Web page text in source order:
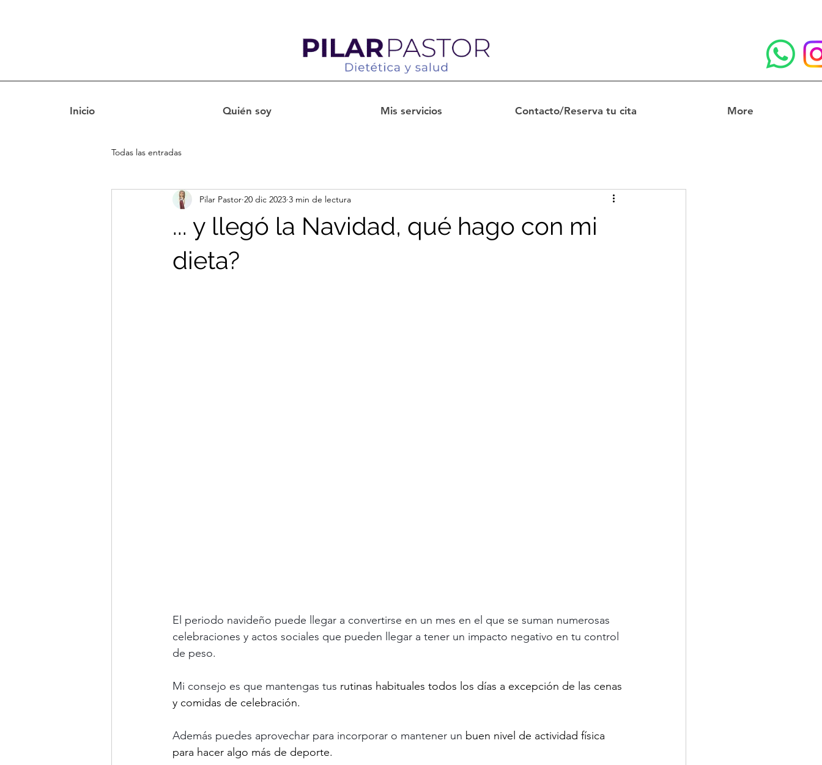
Inicio Quién soy Mis servicios Contacto/Reserva tu cita More
Todas las entradas
... y llegó la Navidad, qué hago con mi
dieta?
Pilar Pastor 20 dic 2023 3 min de lectura
El periodo navideño puede llegar a convertirse en un mes en el que se suman numerosas
celebraciones y actos sociales que pueden llegar a tener un impacto negativo en tu control
de peso.
Mi consejo es que mantengas tus rutinas habituales todos los días a excepción de las cenas
y comidas de celebración.
Además puedes aprovechar para incorporar o mantener un buen nivel de actividad física
para hacer algo más de deporte.